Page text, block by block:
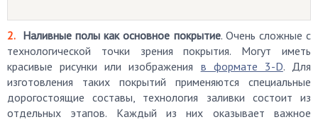
Наливные полы как основное покрытие. Очень сложные с
технологической точки зрения покрытия. Могут иметь
красивые рисунки или изображения в формате 3-D. Для
изготовления таких покрытий применяются специальные
дорогостоящие составы, технология заливки состоит из
отдельных этапов. Каждый из них оказывает важное